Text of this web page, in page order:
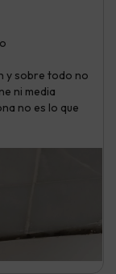
y sobre todo no
ni media
no es lo que